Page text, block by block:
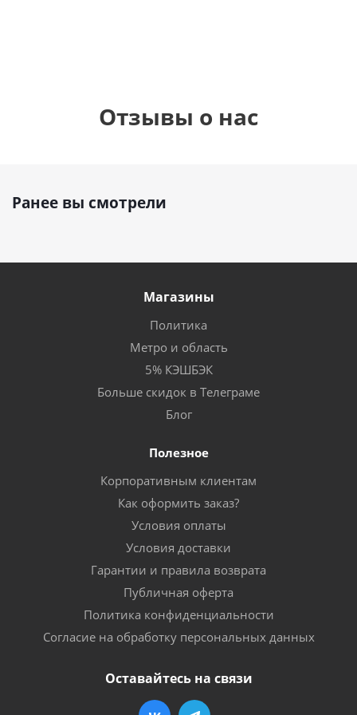
Отзывы о нас
Ранее вы смотрели
Магазины
Политика
Метро и область
5% КЭШБЭК
Больше скидок в Телеграме
Блог
Полезное
Корпоративным клиентам
Как оформить заказ?
Условия оплаты
Условия доставки
Гарантии и правила возврата
Публичная оферта
Политика конфиденциальности
Согласие на обработку персональных данных
Оставайтесь на связи